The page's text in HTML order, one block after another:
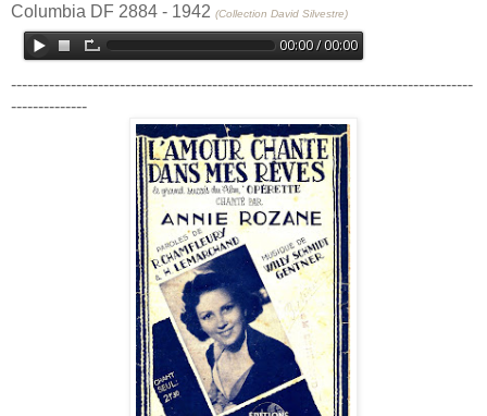
Columbia DF 2884 - 1942 (Collection David Silvestre)
-------------------------------------------------------------------------------------
--------------